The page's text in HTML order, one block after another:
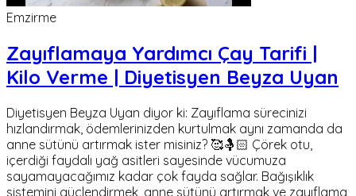
Emzirme
Zayıflamaya Yardımcı Çay Tarifi |
Kilo Verme | Diyetisyen Beyza Uyan
Diyetisyen Beyza Uyan diyor ki: Zayıflama sürecinizi
hızlandırmak, ödemlerinizden kurtulmak aynı zamanda da
anne sütünü artırmak ister misiniz? 🥰🤱🏻 Çörek otu,
içerdiği faydalı yağ asitleri sayesinde vücumuza
sayamayacağımız kadar çok fayda sağlar. Bağışıklık
sistemini güçlendirmek, anne sütünü artırmak ve zayıflama